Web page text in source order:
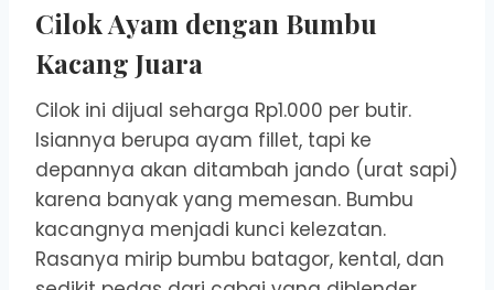
Cilok Ayam dengan Bumbu
Kacang Juara
Cilok ini dijual seharga Rp1.000 per butir.
Isiannya berupa ayam fillet, tapi ke
depannya akan ditambah jando (urat sapi)
karena banyak yang memesan. Bumbu
kacangnya menjadi kunci kelezatan.
Rasanya mirip bumbu batagor, kental, dan